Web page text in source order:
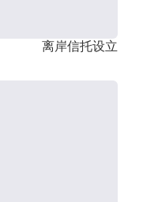
离岸信托设立